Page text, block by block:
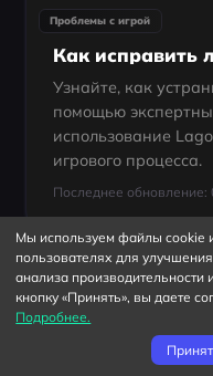
Проблемы с игрой
Как исправить
Узнайте, как
помощью
использование
игрового процесса.
Последнее обновление:
Проблемы с игрой
Мы используем файлы cookie
пользователях для
анализа
кнопку «Принять», вы даете
Подробнее.